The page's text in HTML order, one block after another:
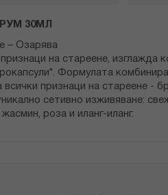
30МЛ
– Озарява
на стареене, изглажда
Формулата
признаци на стареене -
сетивно изживяване:
роза и иланг-иланг.